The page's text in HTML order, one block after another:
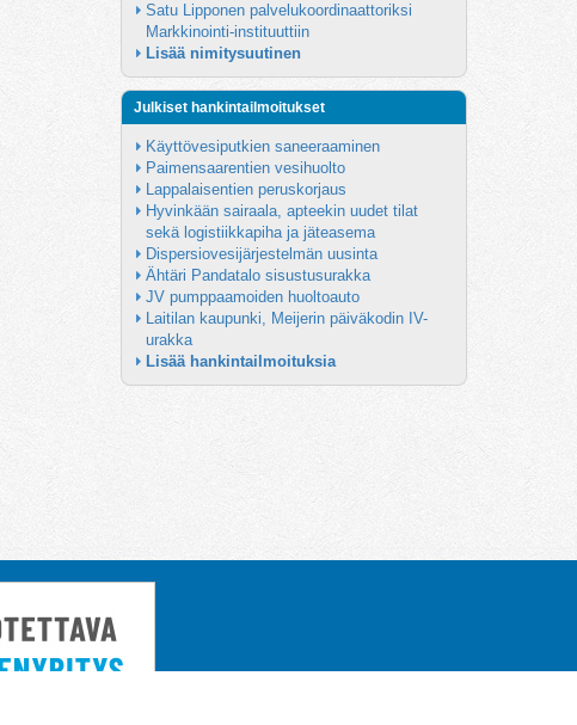
Satu Lipponen palvelukoordinaattoriksi
Markkinointi-instituuttiin
Lisää nimitysuutinen
Julkiset hankintailmoitukset
Käyttövesiputkien saneeraaminen
Paimensaarentien vesihuolto
Lappalaisentien peruskorjaus
Hyvinkään sairaala, apteekin uudet tilat
sekä logistiikkapiha ja jäteasema
Dispersiovesijärjestelmän uusinta
Ähtäri Pandatalo sisustusurakka
JV pumppaamoiden huoltoauto
Laitilan kaupunki, Meijerin päiväkodin IV-
urakka
Lisää hankintailmoituksia